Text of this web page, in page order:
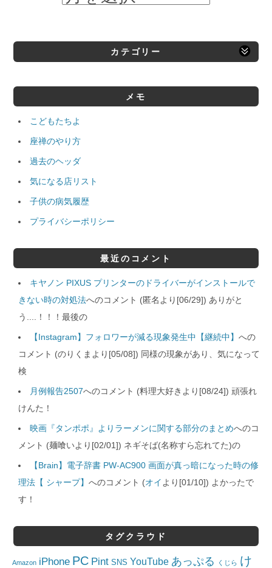
カテゴリー
メモ
こどもたちよ
座禅のやり方
過去のヘッダ
気になる店リスト
子供の病気履歴
プライバシーポリシー
最近のコメント
キヤノン PIXUS プリンターのドライバーがインストールで
きない時の対処法へのコメント (匿名より[06/29]) ありがと
う....！！！最後の
【Instagram】フォロワーが減る現象発生中【継続中】への
コメント (のりくまより[05/08]) 同様の現象があり、気になって
検
月例報告2507へのコメント (料理大好きより[08/24]) 頑張れ
けんた！
映画『タンポポ』よりラーメンに関する部分のまとめへのコ
メント (麺喰いより[02/01]) ネギそば(名称すら忘れてた)の
【Brain】電子辞書 PW-AC900 画面が真っ暗になった時の修
理法【 シャープ】 へのコメント (オイ より[01/10]) よかったで
す！
タグクラウド
Amazon iPhone PC Pint SNS YouTube あっぷる くじら け